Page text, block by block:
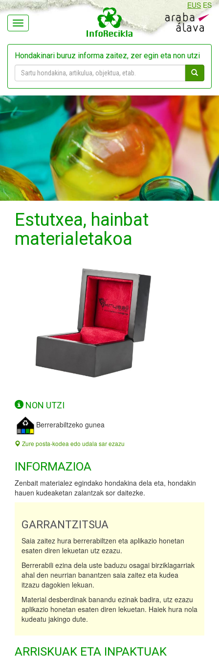
Navegación
EUS ES
Hondakinari buruz informa zaitez, zer egin eta non utzi
Estutxea, hainbat
materialetakoa
NON UTZI
Berrerabiltzeko gunea
Zure posta-kodea edo udala sar ezazu
INFORMAZIOA
Zenbait materialez egindako hondakina dela eta, hondakin
hauen kudeaketan zalantzak sor daitezke.
GARRANTZITSUA
Saia zaitez hura berrerabiltzen eta aplikazio honetan
esaten diren lekuetan utz ezazu.
Berrerabili ezina dela uste baduzu osagai birziklagarriak
ahal den neurrian banantzen saia zaitez eta kudea
itzazu dagokien lekuan.
Material desberdinak banandu ezinak badira, utz ezazu
aplikazio honetan esaten diren lekuetan. Haiek hura nola
kudeatu jakingo dute.
ARRISKUAK ETA INPAKTUAK